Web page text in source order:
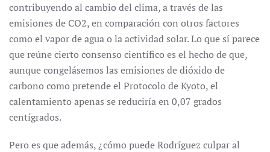
contribuyendo al cambio del clima, a través de las
emisiones de CO2, en comparación con otros factores
como el vapor de agua o la actividad solar. Lo que sí parece
que reúne cierto consenso científico es el hecho de que,
aunque congelásemos las emisiones de dióxido de
carbono como pretende el Protocolo de Kyoto, el
calentamiento apenas se reduciría en 0,07 grados
centígrados.
Pero es que además, ¿cómo puede Rodríguez culpar al